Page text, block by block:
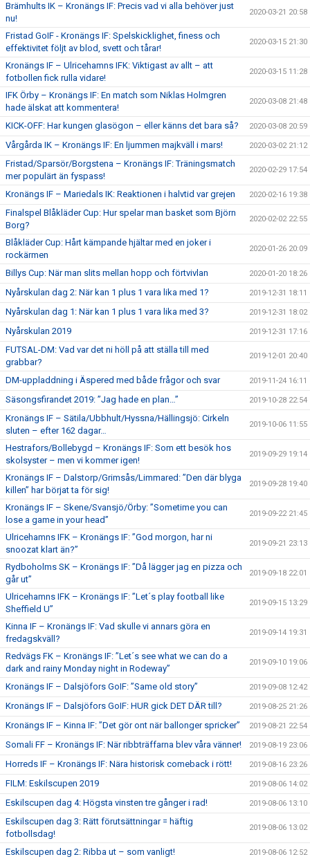
Brämhults IK – Kronängs IF: Precis vad vi alla behöver just
nu!
2020-03-21 20:58
Fristad GoIF - Kronängs IF: Spelskicklighet, finess och
effektivitet följt av blod, svett och tårar!
2020-03-15 21:30
Kronängs IF – Ulricehamns IFK: Viktigast av allt – att
fotbollen fick rulla vidare!
2020-03-15 11:28
IFK Örby – Kronängs IF: En match som Niklas Holmgren
hade älskat att kommentera!
2020-03-08 21:48
KICK-OFF: Har kungen glasögon – eller känns det bara så? 2020-03-08 20:59
Vårgårda IK – Kronängs IF: En ljummen majkväll i mars! 2020-03-02 21:12
Fristad/Sparsör/Borgstena – Kronängs IF: Träningsmatch
mer populärt än fyspass!
2020-02-29 17:54
Kronängs IF – Mariedals IK: Reaktionen i halvtid var grejen 2020-02-16 19:38
Finalspel Blåkläder Cup: Hur spelar man basket som Björn
Borg?
2020-02-02 22:55
Blåkläder Cup: Hårt kämpande hjältar med en joker i
rockärmen
2020-01-26 20:09
Billys Cup: När man slits mellan hopp och förtvivlan 2020-01-20 18:26
Nyårskulan dag 2: När kan 1 plus 1 vara lika med 1? 2019-12-31 18:11
Nyårskulan dag 1: När kan 1 plus 1 vara lika med 3? 2019-12-31 18:02
Nyårskulan 2019 2019-12-31 17:16
FUTSAL-DM: Vad var det ni höll på att ställa till med
grabbar?
2019-12-01 20:40
DM-uppladdning i Äspered med både frågor och svar 2019-11-24 16:11
Säsongsfirandet 2019: ”Jag hade en plan…” 2019-10-28 22:54
Kronängs IF – Sätila/Ubbhult/Hyssna/Hällingsjö: Cirkeln
sluten – efter 162 dagar…
2019-10-06 11:55
Hestrafors/Bollebygd – Kronängs IF: Som ett besök hos
skolsyster – men vi kommer igen!
2019-09-29 19:14
Kronängs IF – Dalstorp/Grimsås/Limmared: ”Den där blyga
killen” har börjat ta för sig!
2019-09-28 19:40
Kronängs IF – Skene/Svansjö/Örby: ”Sometime you can
lose a game in your head”
2019-09-22 21:45
Ulricehamns IFK – Kronängs IF: ”God morgon, har ni
snoozat klart än?”
2019-09-21 23:13
Rydboholms SK – Kronängs IF: ”Då lägger jag en pizza och
går ut”
2019-09-18 22:01
Ulricehamns IFK – Kronängs IF: ”Let´s play football like
Sheffield U”
2019-09-15 13:29
Kinna IF – Kronängs IF: Vad skulle vi annars göra en
fredagskväll?
2019-09-14 19:31
Redvägs FK – Kronängs IF: ”Let´s see what we can do a
dark and rainy Monday night in Rodeway”
2019-09-10 19:06
Kronängs IF – Dalsjöfors GoIF: ”Same old story” 2019-09-08 12:42
Kronängs IF – Dalsjöfors GoIF: HUR gick DET DÄR till? 2019-08-25 21:26
Kronängs IF – Kinna IF: ”Det gör ont när ballonger spricker” 2019-08-21 22:54
Somali FF – Kronängs IF: När ribbträffarna blev våra vänner! 2019-08-19 23:06
Horreds IF – Kronängs IF: Nära historisk comeback i rött! 2019-08-16 23:26
FILM: Eskilscupen 2019 2019-08-06 14:02
Eskilscupen dag 4: Högsta vinsten tre gånger i rad! 2019-08-06 13:10
Eskilscupen dag 3: Rätt förutsättningar = häftig
fotbollsdag!
2019-08-06 13:02
Eskilscupen dag 2: Ribba ut – som vanligt! 2019-08-06 12:52